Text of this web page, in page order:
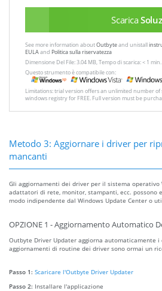
Scarica
See more information aboutOutbyteand unistall
EULAand Politica sulla riservatezza
Dimensione Del File: 3.04 MB, Tempo di scarica: < 1
Questo strumento è compatibile con:
Limitations: trial version offers an unlimited number of
windows registry for FREE. Full version must be
Metodo 3: Aggiornare i driver per
mancanti
Gli aggiornamenti dei driver per il sistema operativo
adattatori di rete, monitor, stampanti, ecc. possono
modo indipendente dal Windows Update Center o
OPZIONE 1 - Aggiornamento Automatico
Outbyte Driver Updater aggiorna automaticamente i
aggiornamenti di routine dei driver sono ormai un
Passo 1: Scaricare l'Outbyte Driver Updater
Passo 2: Installare l'applicazione